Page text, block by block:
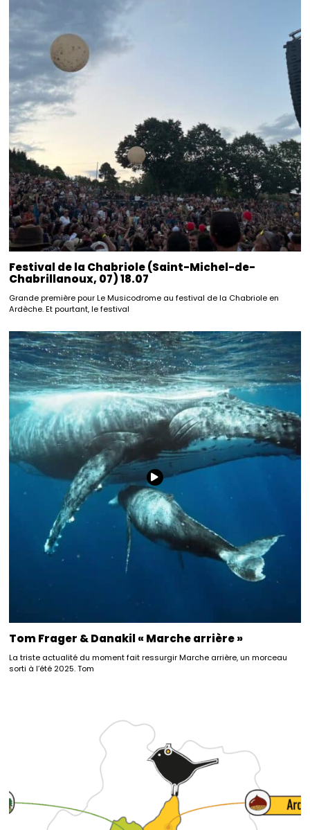
Festival de la Chabriole (Saint-Michel-de-
Chabrillanoux, 07) 18.07
Grande première pour Le Musicodrome au festival de la Chabriole en
Ardèche. Et pourtant, le festival
Tom Frager & Danakil « Marche arrière »
La triste actualité du moment fait ressurgir Marche arrière, un morceau
sorti à l’été 2025. Tom